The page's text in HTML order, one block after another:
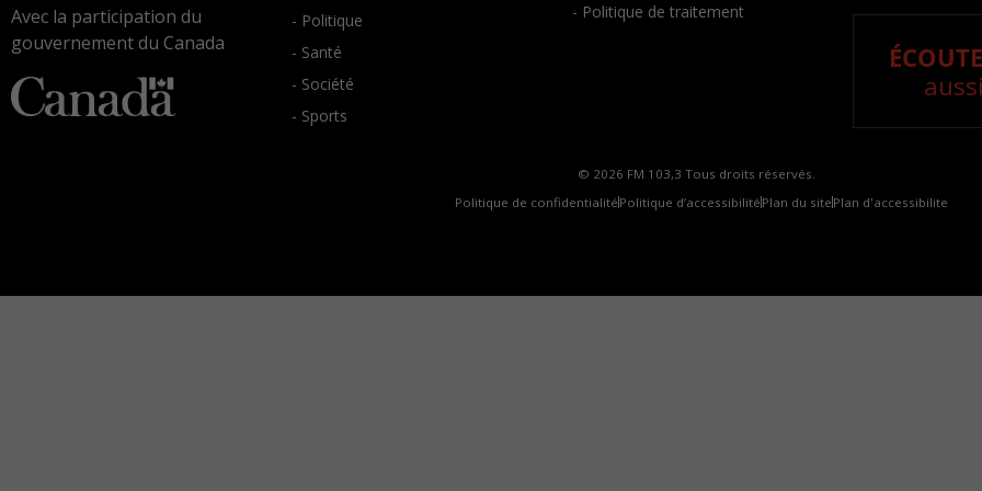
Avec la participation du
gouvernement du Canada
- Politique
- Santé
- Société
- Sports
- Politique de traitement
© 2026 FM 103,3 Tous droits réservés.
Politique de confidentialité Politique d’accessibilité Plan du site Plan d'accessibilite